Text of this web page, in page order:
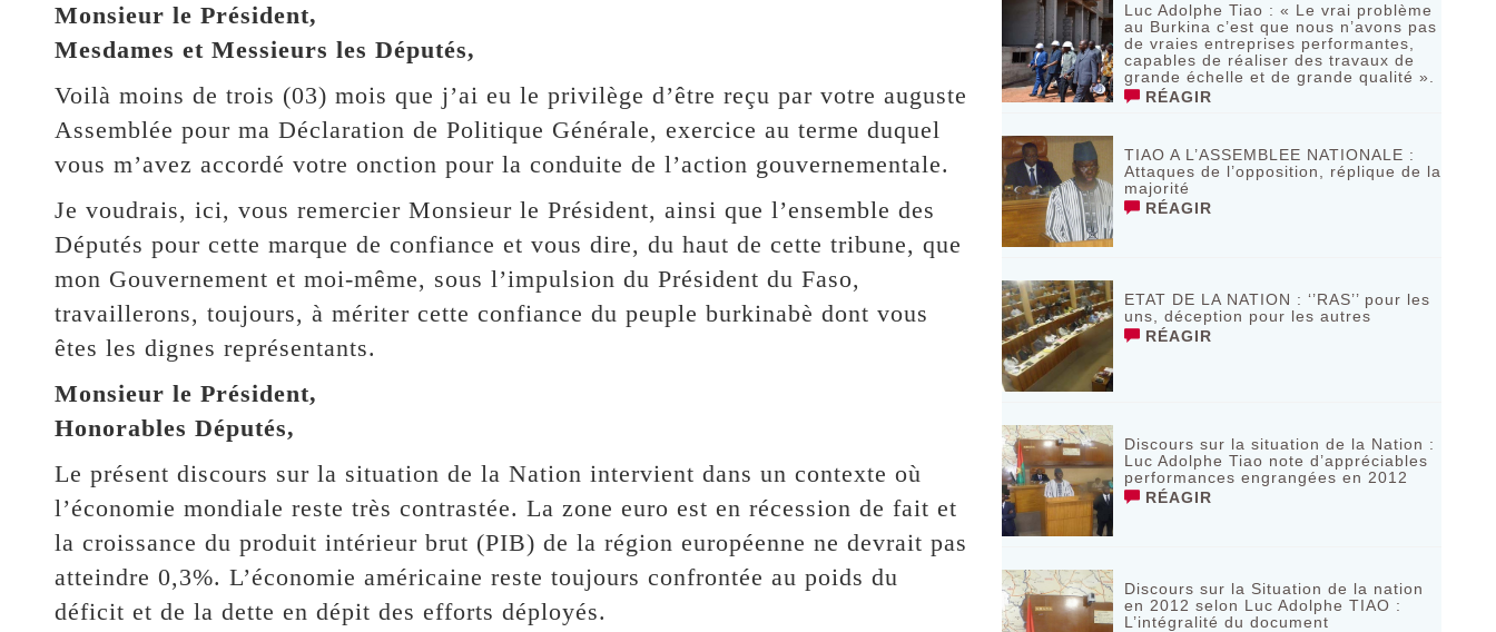
Monsieur le Président,
Mesdames et Messieurs les Députés,
Voilà moins de trois (03) mois que j’ai eu le privilège d’être reçu par votre auguste
Assemblée pour ma Déclaration de Politique Générale, exercice au terme duquel
vous m’avez accordé votre onction pour la conduite de l’action gouvernementale.
Je voudrais, ici, vous remercier Monsieur le Président, ainsi que l’ensemble des
Députés pour cette marque de confiance et vous dire, du haut de cette tribune, que
mon Gouvernement et moi-même, sous l’impulsion du Président du Faso,
travaillerons, toujours, à mériter cette confiance du peuple burkinabè dont vous
êtes les dignes représentants.
Monsieur le Président,
Honorables Députés,
Le présent discours sur la situation de la Nation intervient dans un contexte où
l’économie mondiale reste très contrastée. La zone euro est en récession de fait et
la croissance du produit intérieur brut (PIB) de la région européenne ne devrait pas
atteindre 0,3%. L’économie américaine reste toujours confrontée au poids du
déficit et de la dette en dépit des efforts déployés.
Luc Adolphe Tiao : « Le vrai problème
au Burkina c’est que nous n’avons pas
de vraies entreprises performantes,
capables de réaliser des travaux de
grande échelle et de grande qualité ».
RÉAGIR
TIAO A L’ASSEMBLEE NATIONALE :
Attaques de l’opposition, réplique de la
majorité
RÉAGIR
ETAT DE LA NATION : ‘’RAS’’ pour les
uns, déception pour les autres
RÉAGIR
Discours sur la situation de la Nation :
Luc Adolphe Tiao note d’appréciables
performances engrangées en 2012
RÉAGIR
Discours sur la Situation de la nation
en 2012 selon Luc Adolphe TIAO :
L’intégralité du document